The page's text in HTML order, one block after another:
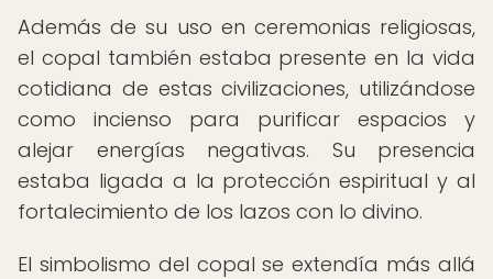
Además de su uso en ceremonias religiosas,
el copal también estaba presente en la vida
cotidiana de estas civilizaciones, utilizándose
como incienso para purificar espacios y
alejar energías negativas. Su presencia
estaba ligada a la protección espiritual y al
fortalecimiento de los lazos con lo divino.
El simbolismo del copal se extendía más allá